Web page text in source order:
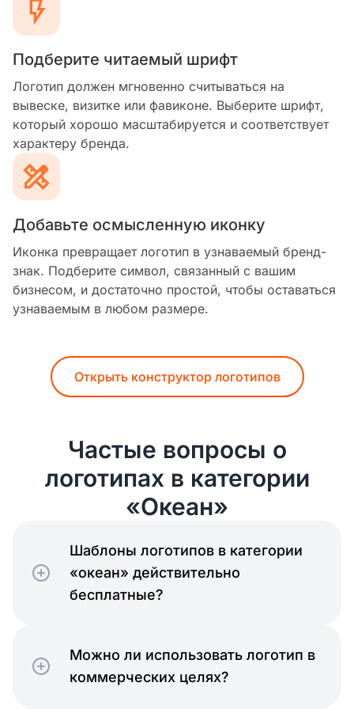
Подберите читаемый шрифт
Логотип должен мгновенно считываться на
вывеске, визитке или фавиконе. Выберите шрифт,
который хорошо масштабируется и соответствует
характеру бренда.
Добавьте осмысленную иконку
Иконка превращает логотип в узнаваемый бренд-
знак. Подберите символ, связанный с вашим
бизнесом, и достаточно простой, чтобы оставаться
узнаваемым в любом размере.
Открыть конструктор логотипов
Частые вопросы о
логотипах в категории
«Океан»
Шаблоны логотипов в категории
«океан» действительно
бесплатные?
Можно ли использовать логотип в
коммерческих целях?